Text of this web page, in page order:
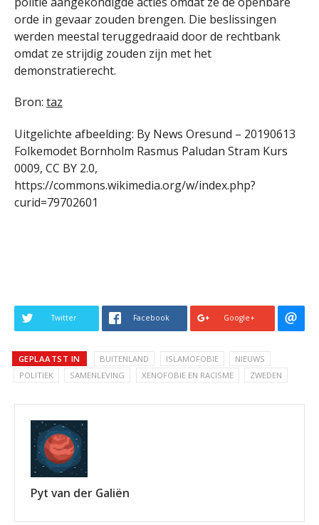
orde in gevaar zouden brengen. Die beslissingen
werden meestal teruggedraaid door de rechtbank
omdat ze strijdig zouden zijn met het
demonstratierecht.
Bron: taz
Uitgelichte afbeelding: By News Oresund – 20190613
Folkemodet Bornholm Rasmus Paludan Stram Kurs
0009, CC BY 2.0,
https://commons.wikimedia.org/w/index.php?
curid=79702601
Twitter Facebook Google+
GEPLAATST IN BUITENLAND ISLAMOFOBIE
NIEUWS
POLITIEK
SAMENLEVING XENOFOBIE EN RACISME ZWEDEN
Pyt van der Galiën